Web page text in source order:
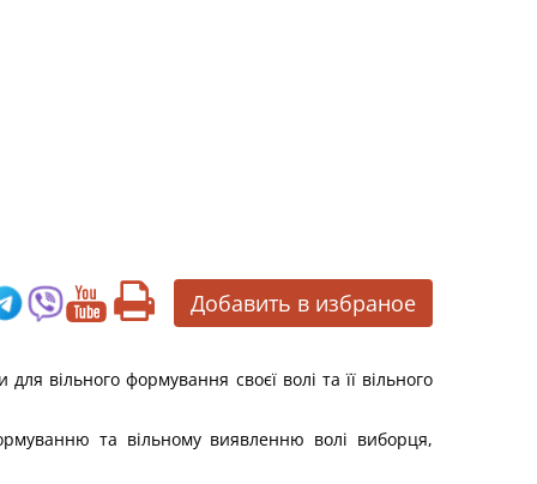
Добавить в избраное
вільного формування своєї волі та її вільного
та вільному виявленню волі виборця,